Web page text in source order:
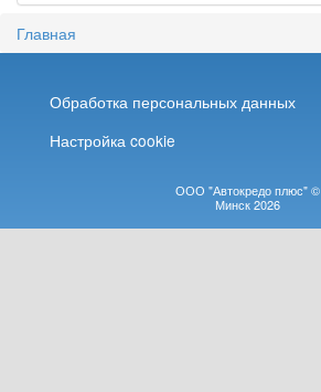
Главная
Обработка персональных данных
Настройка cookie
ООО "Автокредо плюс" ©
Минск 2026